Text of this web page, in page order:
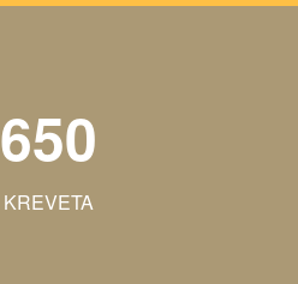
650
KREVETA